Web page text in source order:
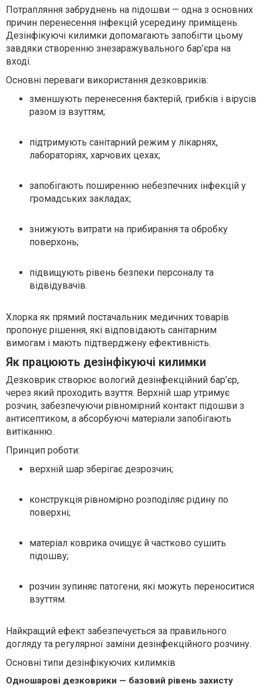
Потрапляння забруднень на підошви — одна з основних
причин перенесення інфекцій усередину приміщень.
Дезінфікуючі килимки допомагають запобігти цьому
завдяки створенню знезаражувального бар’єра на
вході.
Основні переваги використання дезковриків:
зменшують перенесення бактерій, грибків і вірусів
разом із взуттям;
підтримують санітарний режим у лікарнях,
лабораторіях, харчових цехах;
запобігають поширенню небезпечних інфекцій у
громадських закладах;
знижують витрати на прибирання та обробку
поверхонь;
підвищують рівень безпеки персоналу та
відвідувачів.
Хлорка як прямий постачальник медичних товарів
пропонує рішення, які відповідають санітарним
вимогам і мають підтверджену ефективність.
Як працюють дезінфікуючі килимки
Дезковрик створює вологий дезінфекційний бар’єр,
через який проходить взуття. Верхній шар утримує
розчин, забезпечуючи рівномірний контакт підошви з
антисептиком, а абсорбуючі матеріали запобігають
витіканню.
Принцип роботи:
верхній шар зберігає дезрозчин;
конструкція рівномірно розподіляє рідину по
поверхні;
матеріал коврика очищує й частково сушить
підошву;
розчин зупиняє патогени, які можуть переноситися
взуттям.
Найкращий ефект забезпечується за правильного
догляду та регулярної заміни дезінфекційного розчину.
Основні типи дезінфікуючих килимків
Одношарові дезковрики — базовий рівень захисту